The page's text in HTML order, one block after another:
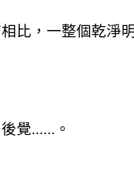
比，一整個乾淨
覺......。